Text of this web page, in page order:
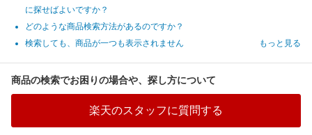
に探せばよいですか？
どのような商品検索方法があるのですか？
検索しても、商品が一つも表示されません
もっと見る
商品の検索でお困りの場合や、探し方について
楽天のスタッフに質問する